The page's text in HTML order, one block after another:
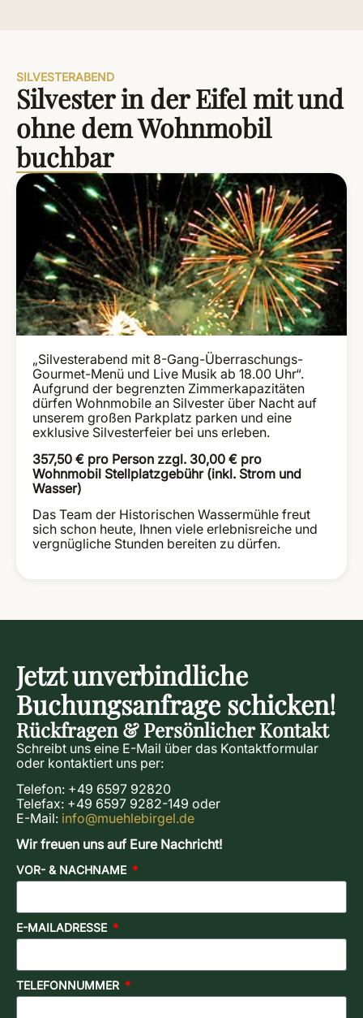
SILVESTERABEND
Silvester in der Eifel mit und
ohne dem Wohnmobil
buchbar
„Silvesterabend mit 8-Gang-Überraschungs-
Gourmet-Menü und Live Musik ab 18.00 Uhr“.
Aufgrund der begrenzten Zimmerkapazitäten
dürfen Wohnmobile an Silvester über Nacht auf
unserem großen Parkplatz parken und eine
exklusive Silvesterfeier bei uns erleben.
357,50 € pro Person zzgl. 30,00 € pro
Wohnmobil Stellplatzgebühr (inkl. Strom und
Wasser)
Das Team der Historischen Wassermühle freut
sich schon heute, Ihnen viele erlebnisreiche und
vergnügliche Stunden bereiten zu dürfen.
Jetzt unverbindliche
Buchungsanfrage schicken!
Rückfragen & Persönlicher Kontakt
Schreibt uns eine E-Mail über das Kontaktformular
oder kontaktiert uns per:
Telefon: +49 6597 92820
Telefax: +49 6597 9282-149 oder
E-Mail: info@muehlebirgel.de
Wir freuen uns auf Eure Nachricht!
VOR- & NACHNAME
E-MAILADRESSE
TELEFONNUMMER